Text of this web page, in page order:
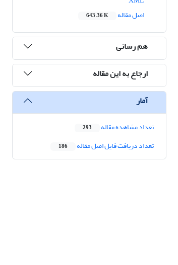
اصل مقاله
643.36 K
هم رسانی
ارجاع به این مقاله
آمار
تعداد مشاهده مقاله 293
تعداد دریافت فایل اصل مقاله 186